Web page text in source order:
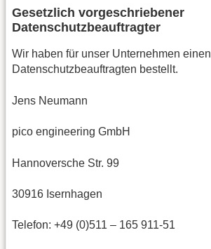
Gesetzlich vorgeschriebener
Datenschutzbeauftragter
Wir haben für unser Unternehmen einen
Datenschutzbeauftragten bestellt.
Jens Neumann
pico engineering GmbH
Hannoversche Str. 99
30916 Isernhagen
Telefon: +49 (0)511 – 165 911-51